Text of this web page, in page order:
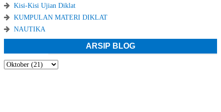
Kisi-Kisi Ujian Diklat
KUMPULAN MATERI DIKLAT
NAUTIKA
ARSIP BLOG